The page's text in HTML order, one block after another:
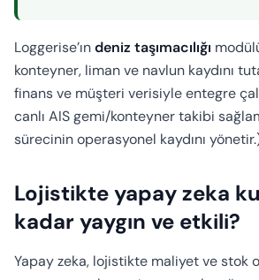
Loggerise’ındeniz taşımacılığı
konteyner, liman ve navlun kaydını
finans ve müşteri verisiyle entegre
canlı AIS gemi/konteyner takibi
sürecinin operasyonel kaydını
Lojistikte yapay zeka
kadar yaygın ve etkili?
Yapay zeka, lojistikte maliyet ve stok